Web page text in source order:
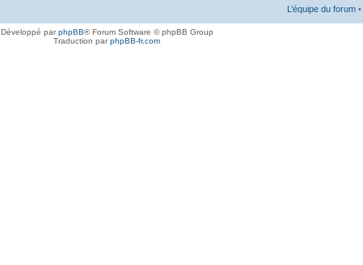
L’équipe du forum •
Développé parphpBB® Forum Software © phpBB Group
Traduction parphpBB-fr.com